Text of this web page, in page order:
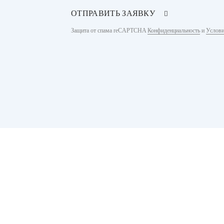
ОТПРАВИТЬ ЗАЯВКУ
Защита от спама reCAPTCHAКонфиденциальность и